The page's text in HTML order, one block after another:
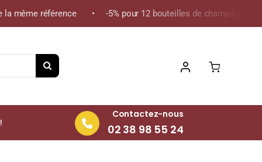
référence • -5% pour 12 bouteilles de champagne de la
Contactez-nous
02 38 98 55 24